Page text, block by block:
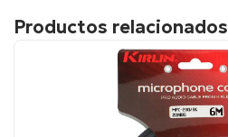
Productos relacionados